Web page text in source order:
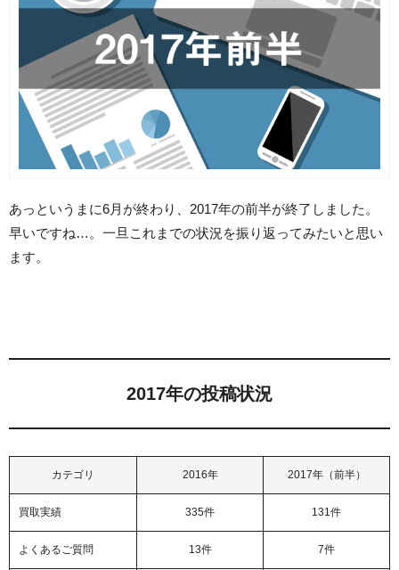
あっというまに6月が終わり、2017年の前半が終了しました。
早いですね…。一旦これまでの状況を振り返ってみたいと思い
ます。
2017年の投稿状況
カテゴリ 2016年 2017年（前半）
買取実績 335件 131件
よくあるご質問 13件 7件